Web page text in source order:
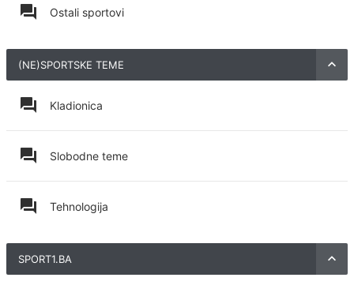
Ostali sportovi
(NE)SPORTSKE TEME
Kladionica
Slobodne teme
Tehnologija
SPORT1.BA